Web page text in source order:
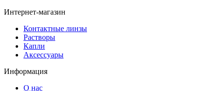
Интернет-магазин
Контактные линзы
Растворы
Капли
Аксессуары
Информация
О нас